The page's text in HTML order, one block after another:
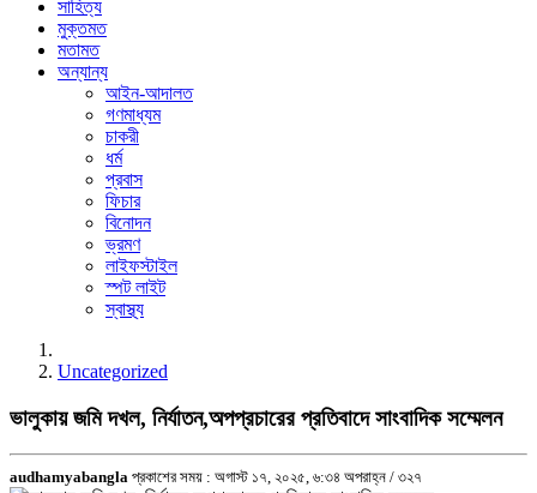
সাহিত্য
মুক্তমত
মতামত
অন্যান্য
আইন-আদালত
গণমাধ্যম
চাকরী
ধর্ম
প্রবাস
ফিচার
বিনোদন
ভ্রমণ
লাইফস্টাইল
স্পট লাইট
স্বাস্থ্য
Uncategorized
ভালুকায় জমি দখল, নির্যাতন,অপপ্রচারের প্রতিবাদে সাংবাদিক সম্মেলন
audhamyabangla প্রকাশের সময় : অগাস্ট ১৭, ২০২৫, ৬:৩৪ অপরাহ্ন / ৩২৭